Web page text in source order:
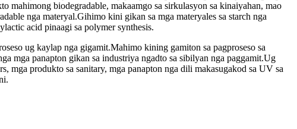
mahimong biodegradable, makaamgo sa sirkulasyon sa kinaiyahan, mao
nga materyal.Gihimo kini gikan sa mga materyales sa starch nga
acid pinaagi sa polymer synthesis.
ug kaylap nga gigamit.Mahimo kining gamiton sa pagproseso sa
mga panapton gikan sa industriya ngadto sa sibilyan nga paggamit.Ug
mga produkto sa sanitary, mga panapton nga dili makasugakod sa UV sa